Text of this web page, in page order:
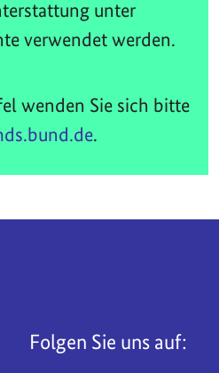
unter
verwendet werden.
wenden Sie sich bitte
.
Folgen Sie uns auf: